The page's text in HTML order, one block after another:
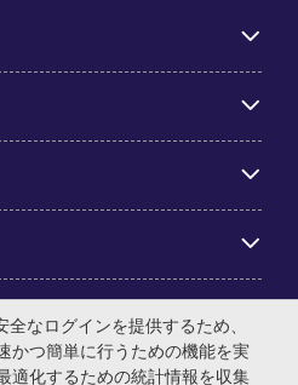
ーナショナル・ジャパン株式会
なログインを提供するため、
かつ簡単に行うための機能を実
適化するための統計情報を収集